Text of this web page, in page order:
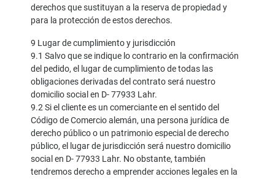
derechos que sustituyan a la reserva de propiedad y
para la protección de estos derechos.
9 Lugar de cumplimiento y jurisdicción
9.1 Salvo que se indique lo contrario en la confirmación
del pedido, el lugar de cumplimiento de todas las
obligaciones derivadas del contrato será nuestro
domicilio social en D- 77933 Lahr.
9.2 Si el cliente es un comerciante en el sentido del
Código de Comercio alemán, una persona jurídica de
derecho público o un patrimonio especial de derecho
público, el lugar de jurisdicción será nuestro domicilio
social en D- 77933 Lahr. No obstante, también
tendremos derecho a emprender acciones legales en la